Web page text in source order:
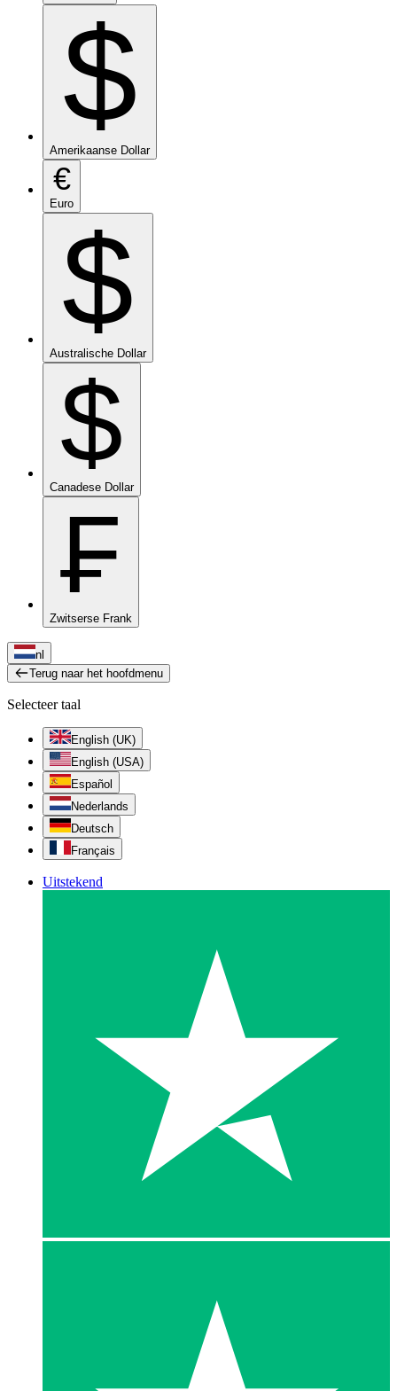
$
Amerikaanse Dollar
€
Euro
$
Australische Dollar
$
Canadese Dollar
₣
Zwitserse Frank
nl
Terug naar het hoofdmenu
Selecteer taal
English (UK)
English (USA)
Español
Nederlands
Deutsch
Français
Uitstekend